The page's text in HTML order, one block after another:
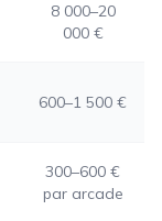
8 000–20
000 €
600–1 500 €
300–600 €
par arcade